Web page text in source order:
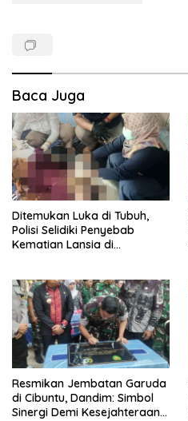
Baca Juga
Ditemukan Luka di Tubuh,
Polisi Selidiki Penyebab
Kematian Lansia di
Resmikan Jembatan Garuda
di Cibuntu, Dandim: Simbol
Sinergi Demi Kesejahteraan